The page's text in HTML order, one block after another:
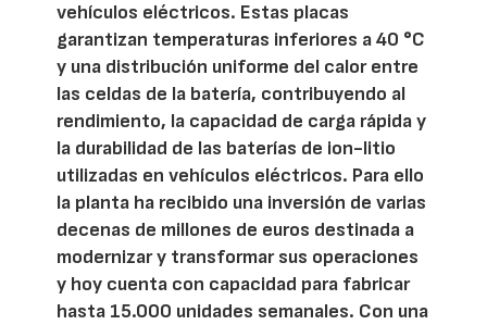
vehículos eléctricos. Estas placas
garantizan temperaturas inferiores a 40 °C
y una distribución uniforme del calor entre
las celdas de la batería, contribuyendo al
rendimiento, la capacidad de carga rápida y
la durabilidad de las baterías de ion-litio
utilizadas en vehículos eléctricos. Para ello
la planta ha recibido una inversión de varias
decenas de millones de euros destinada a
modernizar y transformar sus operaciones
y hoy cuenta con capacidad para fabricar
hasta 15.000 unidades semanales. Con una